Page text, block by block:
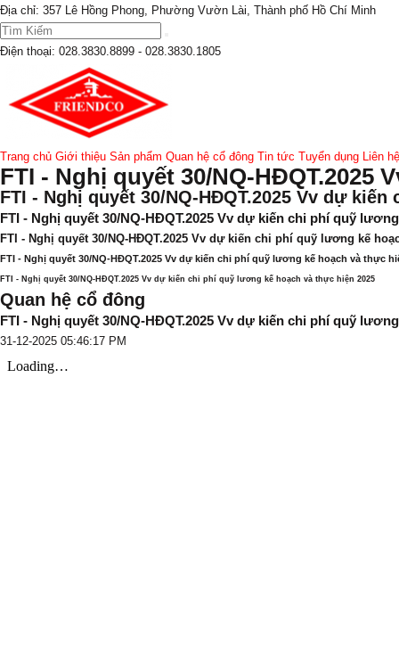
Địa chỉ: 357 Lê Hồng Phong, Phường Vườn Lài, Thành phố Hồ Chí Minh
Điện thoại: 028.3830.8899 - 028.3830.1805
Trang chủ Giới thiệu Sản phẩm Quan hệ cổ đông Tin tức Tuyển dụng Liên hệ
FTI - Nghị quyết 30/NQ-
FTI - Nghị quyết 30/NQ-HĐQT.2025 Vv dự
FTI - Nghị quyết 30/NQ-HĐQT.2025 Vv dự kiến chi phí quỹ
FTI - Nghị quyết 30/NQ-HĐQT.2025 Vv dự kiến chi phí quỹ lương kế
FTI - Nghị quyết 30/NQ-HĐQT.2025 Vv dự kiến chi phí quỹ lương kế hoạch và thực
FTI - Nghị quyết 30/NQ-HĐQT.2025 Vv dự kiến chi phí quỹ lương kế hoạch và thực hiện 2025
Quan hệ cổ đông
FTI - Nghị quyết 30/NQ-HĐQT.2025 Vv dự kiến chi phí quỹ
31-12-2025 05:46:17 PM